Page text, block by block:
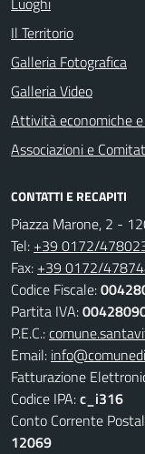
Il Territorio
Galleria Fotografica
Galleria Video
Attività economiche
Associazioni e
CONTATTI E RECAPITI
Piazza Marone, 2 -
Tel: +39 0172/
Fax: +39 0172/
Codice Fiscale:
Partita IVA:
P.E.C.:
Email:
Fatturazione
Codice IPA:c_i316
Conto Corrente
12069